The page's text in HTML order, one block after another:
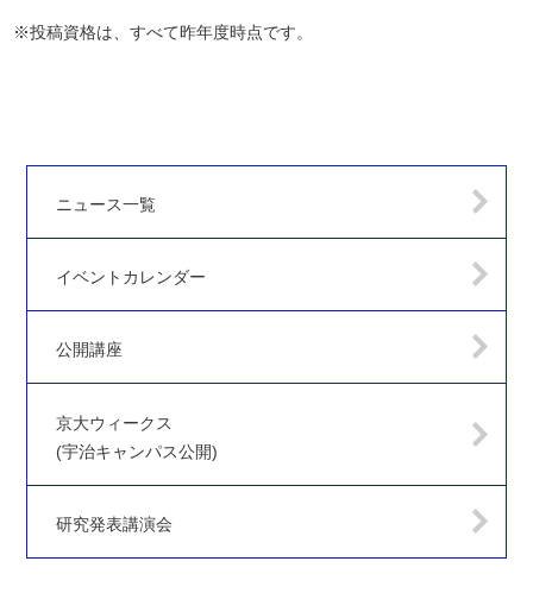
※投稿資格は、すべて昨年度時点です。
ニュース一覧
イベントカレンダー
公開講座
京大ウィークス
(宇治キャンパス公開)
研究発表講演会